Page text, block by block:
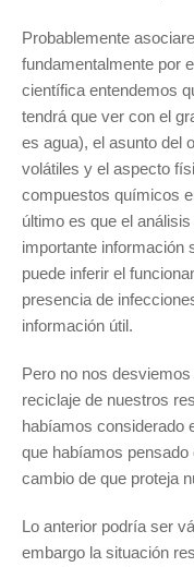
Probablemente
fundamentalmente por
científica entendemos
tendrá que ver con el
es agua), el asunto del
volátiles y el aspecto
compuestos químicos
último es que el
importante información
puede inferir el
presencia de
información útil.
Pero no nos
reciclaje de nuestros
habíamos considerado
que habíamos pensado
cambio de que proteja
Lo anterior podría ser
embargo la situación